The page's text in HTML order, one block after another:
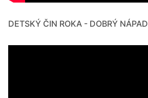
DETSKÝ ČIN ROKA - DOBRÝ NÁPAD